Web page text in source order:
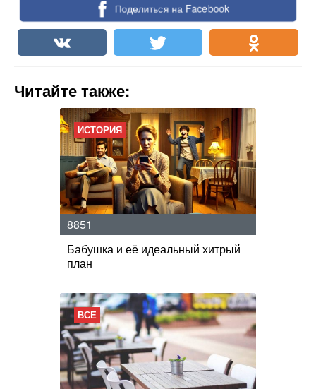
Поделиться на Facebook
Читайте также:
ИСТОРИЯ
8851
Бабушка и её идеальный хитрый
план
ВСЕ